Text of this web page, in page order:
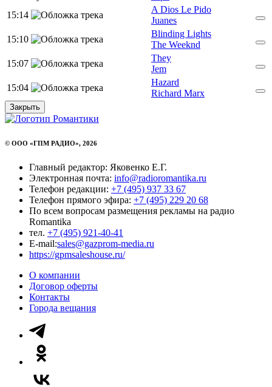
15:14
A Dios Le Pido
Juanes
15:10
Blinding Lights
The Weeknd
15:07
They
Jem
15:04
Hazard
Richard Marx
Закрыть
© ООО «ГПМ РАДИО», 2026
Главный редактор: Яковенко Е.Г.
Электронная почта: info@radioromantika.ru
Телефон редакции: +7 (495) 937 33 67
Телефон прямого эфира: +7 (495) 229 20 68
По всем вопросам размещения рекламы на радио
Romantika
тел. +7 (495) 921-40-41
E-mail:sales@gazprom-media.ru
https://gpmsaleshouse.ru/
О компании
Договор оферты
Контакты
Города вещания